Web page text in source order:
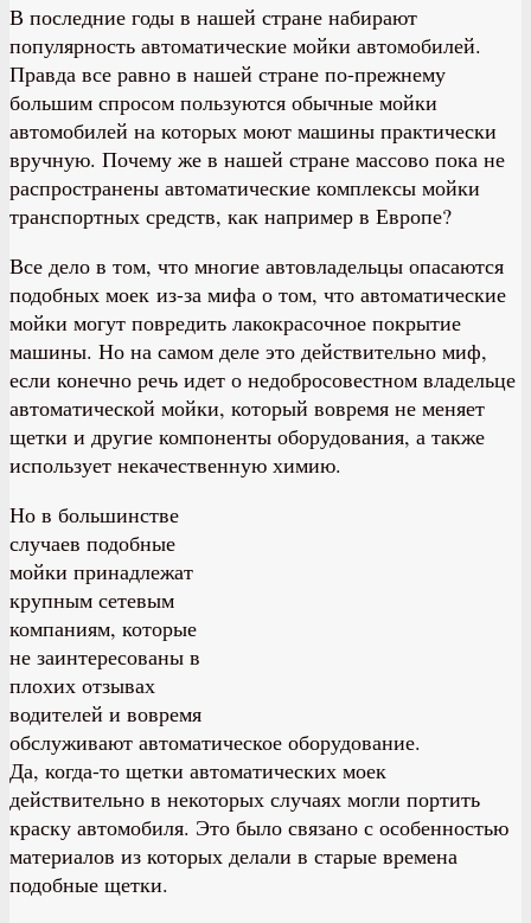
В последние годы в нашей стране набирают
популярность автоматические мойки автомобилей.
Правда все равно в нашей стране по-прежнему
большим спросом пользуются обычные мойки
автомобилей на которых моют машины практически
вручную. Почему же в нашей стране массово пока не
распространены автоматические комплексы мойки
транспортных средств, как например в Европе?
Все дело в том, что многие автовладельцы опасаются
подобных моек из-за мифа о том, что автоматические
мойки могут повредить лакокрасочное покрытие
машины. Но на самом деле это действительно миф,
если конечно речь идет о недобросовестном владельце
автоматической мойки, который вовремя не меняет
щетки и другие компоненты оборудования, а также
использует некачественную химию.
Но в большинстве
случаев подобные
мойки принадлежат
крупным сетевым
компаниям, которые
не заинтересованы в
плохих отзывах
водителей и вовремя
обслуживают автоматическое оборудование.
Да, когда-то щетки автоматических моек
действительно в некоторых случаях могли портить
краску автомобиля. Это было связано с особенностью
материалов из которых делали в старые времена
подобные щетки.